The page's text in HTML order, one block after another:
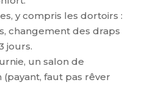
y compris les dortoirs :
changement des draps
jours.
un salon de
(payant, faut pas rêver